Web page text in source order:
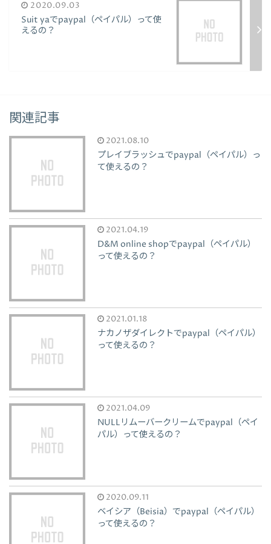
2020.09.03
Suit yaでpaypal（ペイパル）って使
えるの？
関連記事
2021.08.10
プレイブラッシュでpaypal（ペイパル）っ
て使えるの？
2021.04.19
D&M online shopでpaypal（ペイパル）
って使えるの？
2021.01.18
ナカノザダイレクトでpaypal（ペイパル）
って使えるの？
2021.04.09
NULLリムーバークリームでpaypal（ペイ
パル）って使えるの？
2020.09.11
ベイシア（Beisia）でpaypal（ペイパル）
って使えるの？